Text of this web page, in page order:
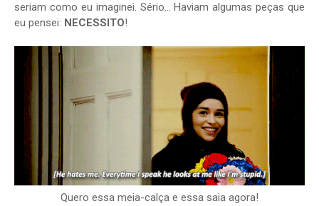
seriam como eu imaginei. Sério… Haviam algumas peças que
eu pensei: NECESSITO!
Quero essa meia-calça e essa saia agora!